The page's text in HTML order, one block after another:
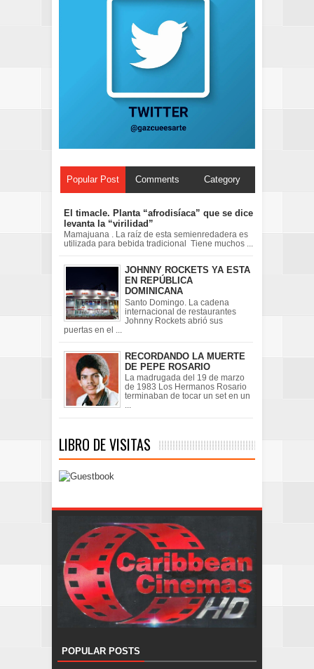
Popular Post Comments Category
El timacle. Planta “afrodisíaca” que se dice
levanta la “virilidad”
Mamajuana . La raíz de esta semienredadera es
utilizada para bebida tradicional Tiene muchos ...
JOHNNY ROCKETS YA ESTA
EN REPÚBLICA
DOMINICANA
Santo Domingo. La cadena
internacional de restaurantes
Johnny Rockets abrió sus
puertas en el ...
RECORDANDO LA MUERTE
DE PEPE ROSARIO
La madrugada del 19 de marzo
de 1983 Los Hermanos Rosario
terminaban de tocar un set en un
...
LIBRO DE VISITAS
POPULAR POSTS